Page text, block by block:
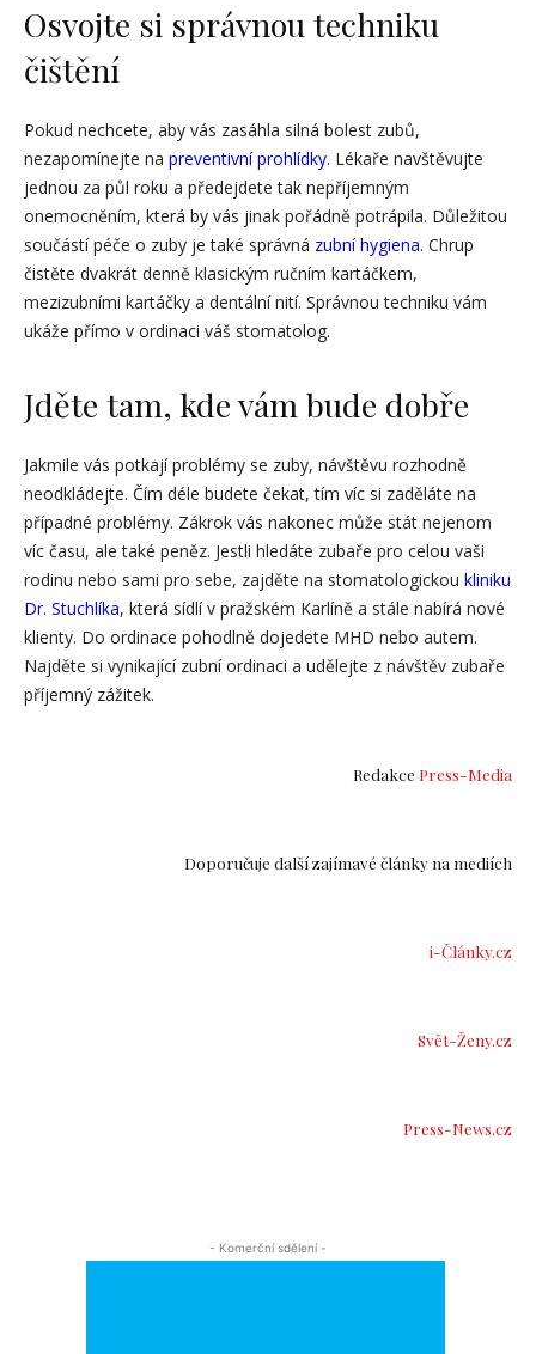
Osvojte si správnou techniku
čištění
Pokud nechcete, aby vás zasáhla silná bolest zubů,
nezapomínejte na preventivní prohlídky. Lékaře navštěvujte
jednou za půl roku a předejdete tak nepříjemným
onemocněním, která by vás jinak pořádně potrápila. Důležitou
součástí péče o zuby je také správná zubní hygiena. Chrup
čistěte dvakrát denně klasickým ručním kartáčkem,
mezizubními kartáčky a dentální nití. Správnou techniku vám
ukáže přímo v ordinaci váš stomatolog.
Jděte tam, kde vám bude dobře
Jakmile vás potkají problémy se zuby, návštěvu rozhodně
neodkládejte. Čím déle budete čekat, tím víc si zaděláte na
případné problémy. Zákrok vás nakonec může stát nejenom
víc času, ale také peněz. Jestli hledáte zubaře pro celou vaši
rodinu nebo sami pro sebe, zajděte na stomatologickou kliniku
Dr. Stuchlíka, která sídlí v pražském Karlíně a stále nabírá nové
klienty. Do ordinace pohodlně dojedete MHD nebo autem.
Najděte si vynikající zubní ordinaci a udělejte z návštěv zubaře
příjemný zážitek.
Redakce Press-Media
Doporučuje další zajímavé články na mediích
i-Články.cz
Svět-Ženy.cz
Press-News.cz
- Komerční sdělení -